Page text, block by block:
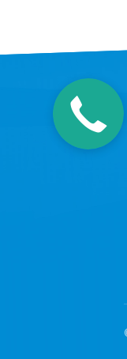
Закажите
звонок